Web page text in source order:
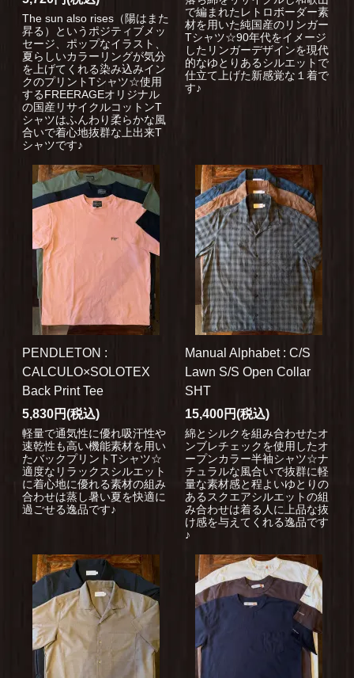
The sun also rises（陽はまた
昇る）というポジティブメッ
セージ、ポップなイラスト、
夏らしいカラーリングが気分
を上げてくれる染み込みイン
クのプリントTシャツ☆使用
するFREERAGEオリジナル
の国産リサイクルコットンT
シャツはふんわり柔らかな風
合いで着心地抜群な上出来T
シャツです♪
で編まれたレトロボーダー素
材を用いた純国産のリンガー
Tシャツ☆90年代をイメージ
したリンガーデザインを現代
的なゆとりあるシルエットで
仕立て上げた新感覚な１着で
す♪
PENDLETON :
CALCULO×SOLOTEX
Back Print Tee
5,830円(税込)
軽量で通気性に優れ吸汗性や
速乾性も高い機能素材を用い
たバックプリントTシャツ☆
適度なリラックスシルエット
に着心地に優れる素材の組み
合わせは蒸し暑い夏を快適に
過ごせる逸品です♪
Manual Alphabet : C/S
Lawn S/S Open Collar
SHT
15,400円(税込)
綿とシルクを組み合わせたオ
ンブレチェックを使用したオ
ープンカラー半袖シャツ☆ナ
チュラルな風合いで抜群に軽
量な素材感と程よいゆとりの
あるスクエアシルエットの組
み合わせは着る人に上品な抜
け感を与えてくれる逸品です
♪